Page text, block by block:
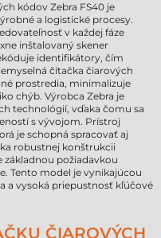
kódov Zebra FS40 je
a logistické procesy.
v každej fáze
inštalovaný skener
identifikátory, čím
čítačka čiarových
prostredia, minimalizuje
chýb. Výrobca Zebra je
technológií, vďaka čomu sa
s vývojom. Prístroj
je schopná spracovať aj
robustnej konštrukcii
základnou požiadavkou
Tento model je vynikajúcou
a vysoká priepustnosť kľúčové
ČIAROVÝCH